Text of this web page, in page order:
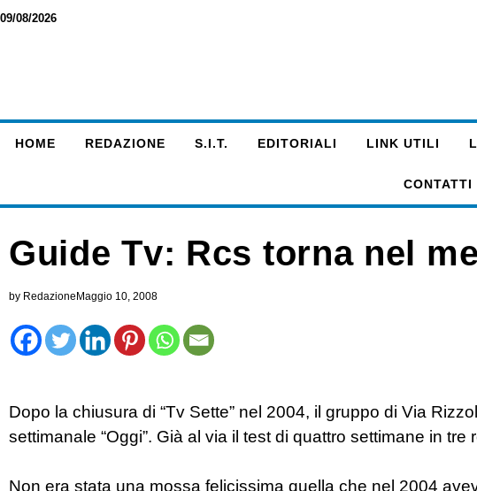
09/08/2026
HOME REDAZIONE S.I.T. EDITORIALI LINK UTILI
CONTATTI
Guide Tv: Rcs torna nel
by Redazione Maggio 10, 2008
Dopo la chiusura di “Tv Sette” nel 2004, il gruppo di Via
settimanale “Oggi”. Già al via il test di quattro settimane in tre
Non era stata una mossa felicissima quella che nel 2004